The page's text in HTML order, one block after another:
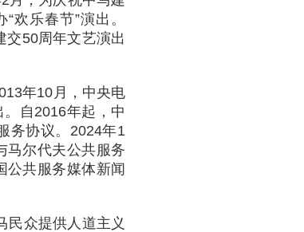
欢乐春节”演出。
交50周年文艺演出
年10月，中央电
自2016年起，中
务协议。2024年1
马尔代夫公共服务
公共服务媒体新闻
民众提供人道主义